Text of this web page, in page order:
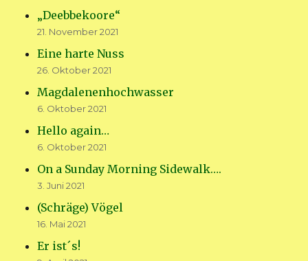
„Deebbekoore“
21. November 2021
Eine harte Nuss
26. Oktober 2021
Magdalenenhochwasser
6. Oktober 2021
Hello again…
6. Oktober 2021
On a Sunday Morning Sidewalk….
3. Juni 2021
(Schräge) Vögel
16. Mai 2021
Er ist´s!